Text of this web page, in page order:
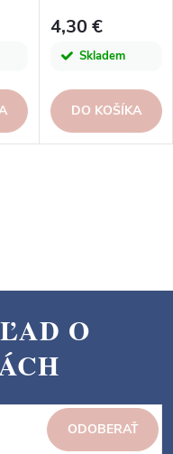
4,30 €
Skladem
DO KOŠÍKA
O
ODOBERAŤ